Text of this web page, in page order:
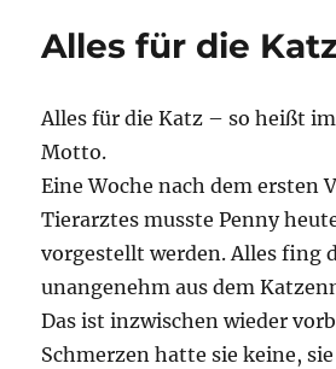
Alles für die
Alles für die Katz – so heißt
Motto.
Eine Woche nach dem ersten
Tierarztes musste Penny
vorgestellt werden. Alles fing
unangenehm aus dem
Das ist inzwischen wieder
Schmerzen hatte sie keine,